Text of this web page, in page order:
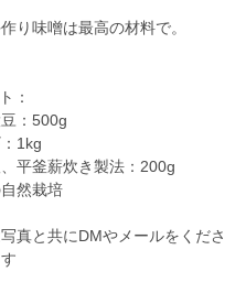
り味噌は最高の材料で。
：
：500g
1kg
平釜薪炊き製法：200g
然栽培
真と共にDMやメールをくださ